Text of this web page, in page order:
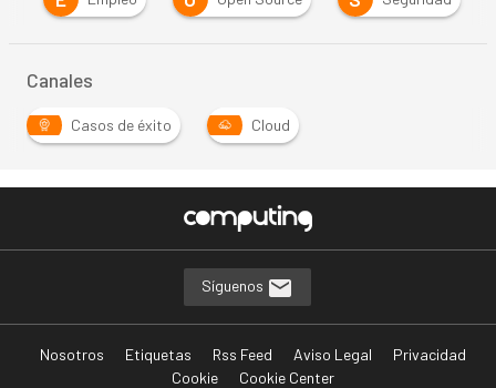
Canales
Casos de éxito Cloud
Síguenos
Nosotros Etiquetas Rss Feed Aviso Legal
Privacidad
Cookie
Cookie Center